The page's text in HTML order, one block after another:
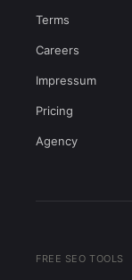
Terms
Careers
Impressum
Pricing
Agency
FREE SEO TOOLS